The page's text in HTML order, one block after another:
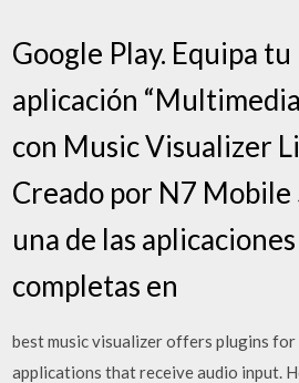
Google Play. Equipa
aplicación
con Music Visualizer
Creado por N7 Mobile
una de las
completas en
best music visualizer offers plugins for
applications that receive audio input.